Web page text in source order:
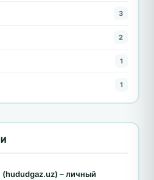
3
2
1
1
– личный